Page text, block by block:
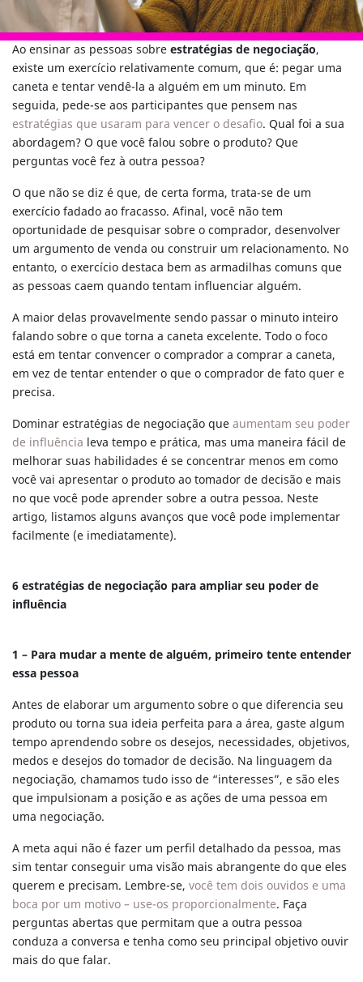
Ao ensinar as pessoas sobreestratégias de negociação,
existe um exercício relativamente comum, que é: pegar uma
caneta e tentar vendê-la a alguém em um minuto. Em
seguida, pede-se aos participantes que pensem nas
estratégias que usaram para vencer o desafio. Qual foi a sua
abordagem? O que você falou sobre o produto? Que
perguntas você fez à outra pessoa?
O que não se diz é que, de certa forma, trata-se de um
exercício fadado ao fracasso. Afinal, você não tem
oportunidade de pesquisar sobre o comprador, desenvolver
um argumento de venda ou construir um relacionamento. No
entanto, o exercício destaca bem as armadilhas comuns que
as pessoas caem quando tentam influenciar alguém.
A maior delas provavelmente sendo passar o minuto inteiro
falando sobre o que torna a caneta excelente. Todo o foco
está em tentar convencer o comprador a comprar a caneta,
em vez de tentar entender o que o comprador de fato quer e
precisa.
Dominar estratégias de negociação queaumentam seu poder
de influência leva tempo e prática, mas uma maneira fácil de
melhorar suas habilidades é se concentrar menos em como
você vai apresentar o produto ao tomador de decisão e mais
no que você pode aprender sobre a outra pessoa. Neste
artigo, listamos alguns avanços que você pode implementar
facilmente (e imediatamente).
6 estratégias de negociação para ampliar seu poder de
influência
1 – Para mudar a mente de alguém, primeiro tente entender
essa pessoa
Antes de elaborar um argumento sobre o que diferencia seu
produto ou torna sua ideia perfeita para a área, gaste algum
tempo aprendendo sobre os desejos, necessidades, objetivos,
medos e desejos do tomador de decisão. Na linguagem da
negociação, chamamos tudo isso de “interesses”, e são eles
que impulsionam a posição e as ações de uma pessoa em
uma negociação.
A meta aqui não é fazer um perfil detalhado da pessoa, mas
sim tentar conseguir uma visão mais abrangente do que eles
querem e precisam. Lembre-se, você tem dois ouvidos e uma
boca por um motivo – use-os proporcionalmente. Faça
perguntas abertas que permitam que a outra pessoa
conduza a conversa e tenha como seu principal objetivo ouvir
mais do que falar.